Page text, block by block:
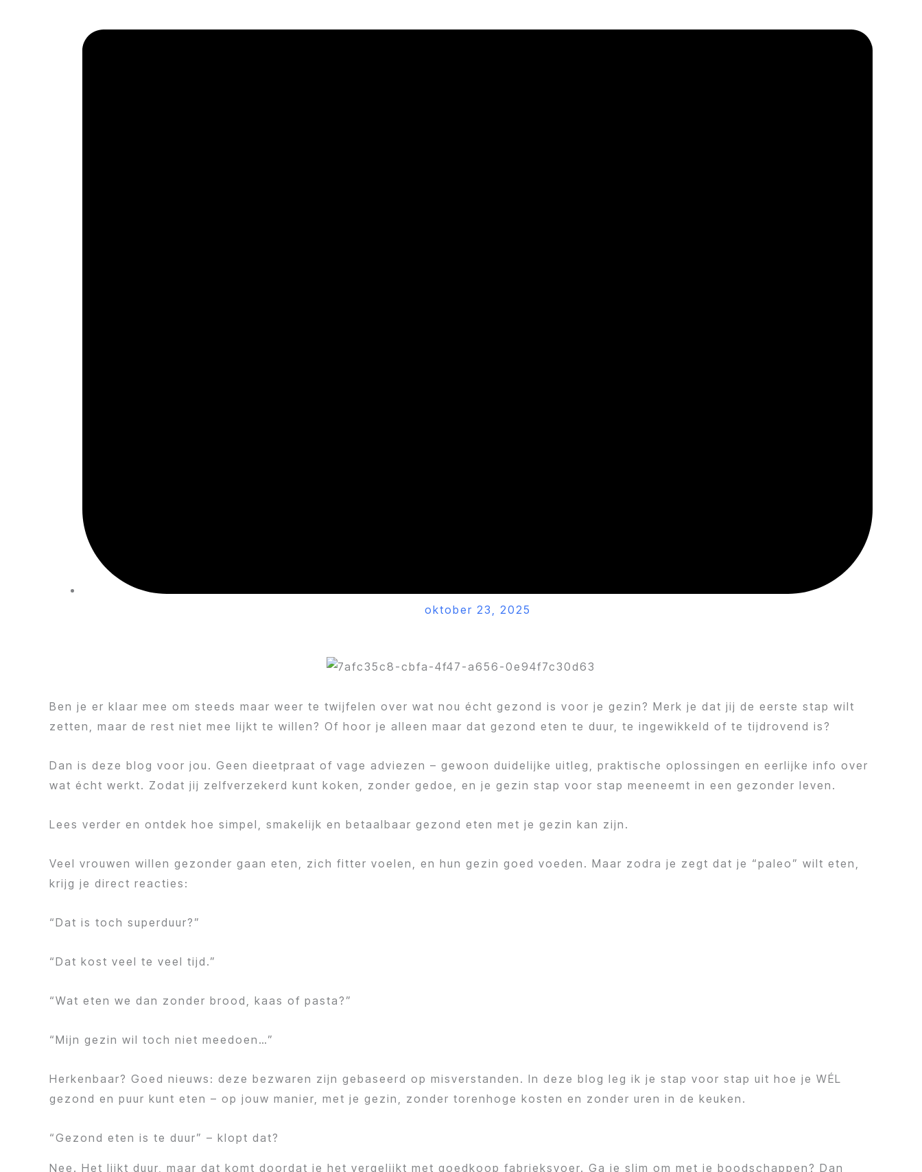
oktober 23, 2025
Ben je er klaar mee om steeds maar weer te twijfelen over wat nou écht gezond is voor je gezin? Merk je dat jij de eerste stap wilt
zetten, maar de rest niet mee lijkt te willen? Of hoor je alleen maar dat gezond eten te duur, te ingewikkeld of te tijdrovend is?
Dan is deze blog voor jou. Geen dieetpraat of vage adviezen – gewoon duidelijke uitleg, praktische oplossingen en eerlijke info over
wat écht werkt. Zodat jij zelfverzekerd kunt koken, zonder gedoe, en je gezin stap voor stap meeneemt in een gezonder leven.
Lees verder en ontdek hoe simpel, smakelijk en betaalbaar gezond eten met je gezin kan zijn.
Veel vrouwen willen gezonder gaan eten, zich fitter voelen, en hun gezin goed voeden. Maar zodra je zegt dat je “paleo” wilt eten,
krijg je direct reacties:
“Dat is toch superduur?”
“Dat kost veel te veel tijd.”
“Wat eten we dan zonder brood, kaas of pasta?”
“Mijn gezin wil toch niet meedoen…”
Herkenbaar? Goed nieuws: deze bezwaren zijn gebaseerd op misverstanden. In deze blog leg ik je stap voor stap uit hoe je WÉL
gezond en puur kunt eten – op jouw manier, met je gezin, zonder torenhoge kosten en zonder uren in de keuken.
“Gezond eten is te duur” – klopt dat?
Nee. Het lijkt duur, maar dat komt doordat je het vergelijkt met goedkoop fabrieksvoer. Ga je slim om met je boodschappen? Dan